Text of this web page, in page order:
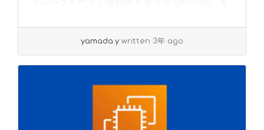
yamada.y written 3年 ago